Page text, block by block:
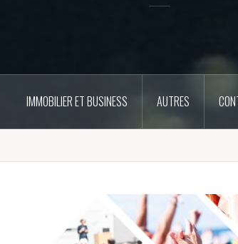
IMMOBILIER ET BUSINESS AUTRES